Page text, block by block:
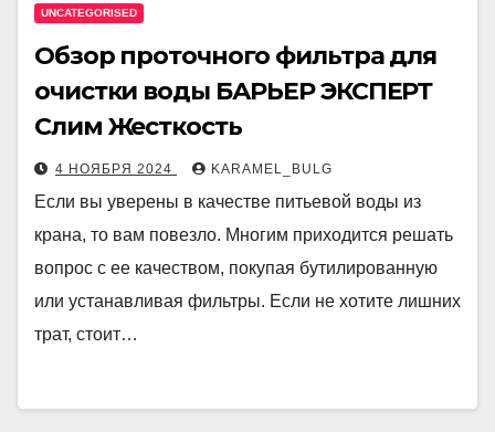
UNCATEGORISED
Обзор проточного фильтра для
очистки воды БАРЬЕР ЭКСПЕРТ
Слим Жесткость
4 НОЯБРЯ 2024 KARAMEL_BULG
Если вы уверены в качестве питьевой воды из
крана, то вам повезло. Многим приходится решать
вопрос с ее качеством, покупая бутилированную
или устанавливая фильтры. Если не хотите лишних
трат, стоит…